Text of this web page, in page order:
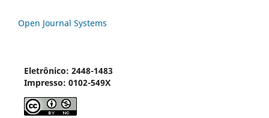
Open Journal Systems
Eletrônico: 2448-1483
Impresso: 0102-549X